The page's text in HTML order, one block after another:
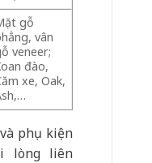
gỗ
vân
veneer;
đào,
xe, Oak,
phụ kiện
lòng liên